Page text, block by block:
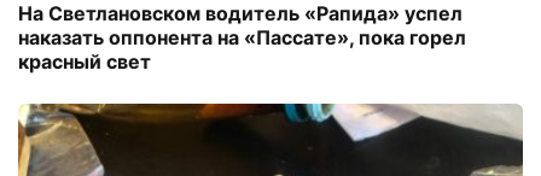
На Светлановском водитель «Рапида» успел
наказать оппонента на «Пассате», пока горел
красный свет